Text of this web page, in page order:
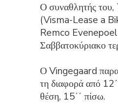
Ο συναθλητής του,
(Visma-Lease a
Remco
Σαββατοκύριακο
Ο Vingegaard
τη διαφορά από
θέση, 15΄΄ πίσω.